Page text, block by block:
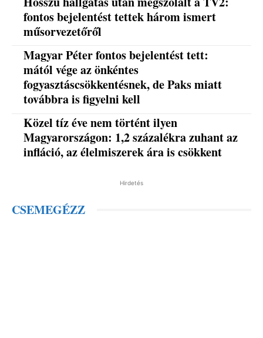
fontos bejelentést tettek három ismert
műsorvezetőről
Magyar Péter fontos bejelentést tett:
mától vége az önkéntes
fogyasztáscsökkentésnek, de Paks miatt
továbbra is figyelni kell
Közel tíz éve nem történt ilyen
Magyarországon: 1,2 százalékra zuhant az
infláció, az élelmiszerek ára is csökkent
Hirdetés
CSEMEGÉZZ